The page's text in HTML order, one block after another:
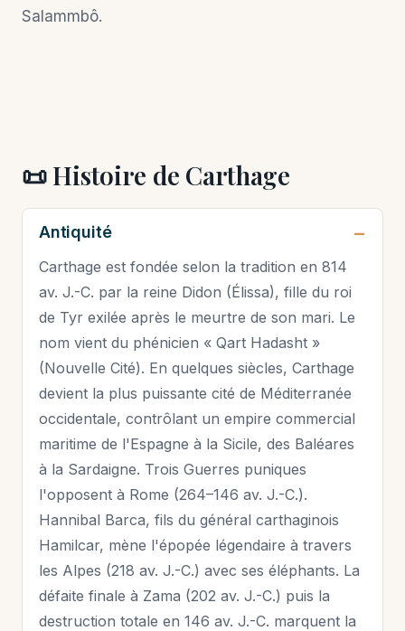
Salammbô.
📜 Histoire de Carthage
Antiquité
Carthage est fondée selon la tradition en 814
av. J.-C. par la reine Didon (Élissa), fille du roi
de Tyr exilée après le meurtre de son mari. Le
nom vient du phénicien « Qart Hadasht »
(Nouvelle Cité). En quelques siècles, Carthage
devient la plus puissante cité de Méditerranée
occidentale, contrôlant un empire commercial
maritime de l'Espagne à la Sicile, des Baléares
à la Sardaigne. Trois Guerres puniques
l'opposent à Rome (264–146 av. J.-C.).
Hannibal Barca, fils du général carthaginois
Hamilcar, mène l'épopée légendaire à travers
les Alpes (218 av. J.-C.) avec ses éléphants. La
défaite finale à Zama (202 av. J.-C.) puis la
destruction totale en 146 av. J.-C. marquent la